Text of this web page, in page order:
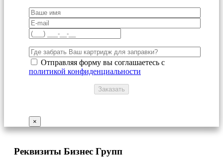
Отправляя форму вы соглашаетесь с
политикой конфиденциальности
×
Реквизиты Бизнес Групп